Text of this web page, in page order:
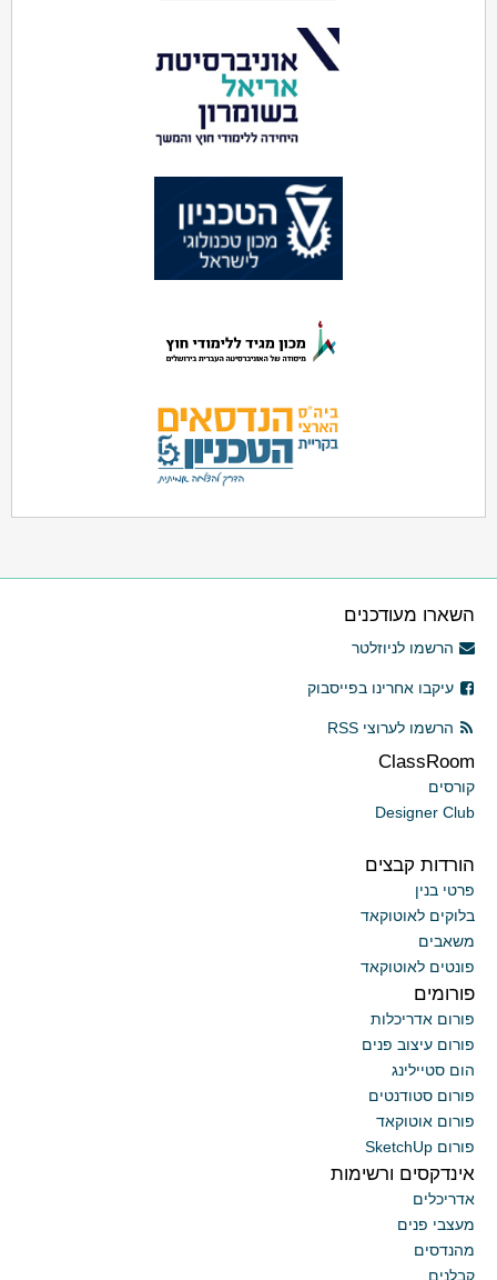
השארו מעודכנים
הרשמו לניוזלטר
עיקבו אחרינו בפייסבוק
הרשמו לערוצי RSS
ClassRoom
קורסים
Designer Club
הורדות קבצים
פרטי בנין
בלוקים לאוטוקאד
משאבים
פונטים לאוטוקאד
פורומים
פורום אדריכלות
פורום עיצוב פנים
הום סטיילינג
פורום סטודנטים
פורום אוטוקאד
פורום SketchUp
אינדקסים ורשימות
אדריכלים
מעצבי פנים
מהנדסים
קבלנים